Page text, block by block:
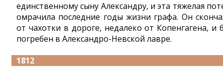
единственному сыну Александру, и эта тяжелая
омрачила последние годы жизни графа. Он
от чахотки в дороге, недалеко от Копенгагена, и
погребен в Александро-Невской лавре.
1812